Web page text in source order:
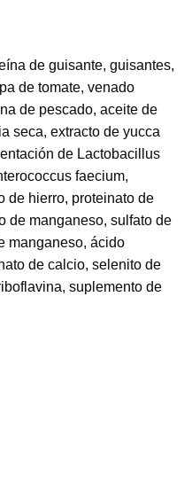
de guisante, guisantes,
de tomate, venado
de pescado, aceite de
seca, extracto de yucca
de Lactobacillus
faecium,
de hierro, proteinato de
de manganeso, sulfato de
manganeso, ácido
de calcio, selenito de
suplemento de